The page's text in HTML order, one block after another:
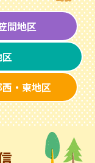
間地区
西・東地区